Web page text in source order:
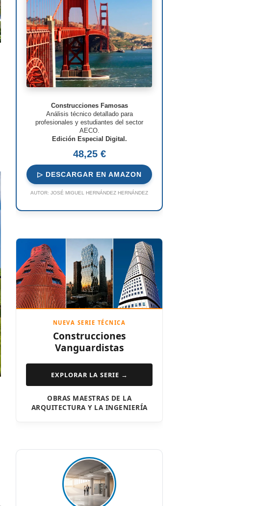
Louis Sullivan
Miguel Ángel Buonarroti
Construcciones Famosas
Análisis técnico detallado para
profesionales y estudiantes del sector
AECO.
Edición Especial Digital.
48,25 €
▷ DESCARGAR EN AMAZON
AUTOR: JOSÉ MIGUEL HERNÁNDEZ HERNÁNDEZ
NUEVA SERIE TÉCNICA
Construcciones
Vanguardistas
EXPLORAR LA SERIE →
OBRAS MAESTRAS DE LA
ARQUITECTURA Y LA INGENIERÍA